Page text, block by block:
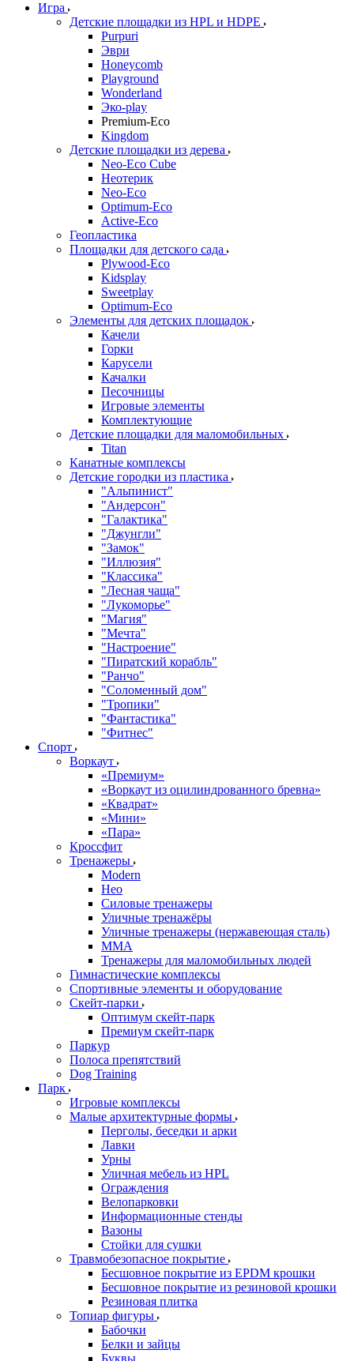
Игра
Детские площадки из HPL и HDPE
Purpuri
Эври
Honeycomb
Playground
Wonderland
Эко-play
Premium-Eco
Kingdom
Детские площадки из дерева
Neo-Eco Cube
Неотерик
Neo-Eco
Оptimum-Еco
Active-Eco
Геопластика
Площадки для детского сада
Plywood-Eco
Kidsplay
Sweetplay
Оptimum-Еco
Элементы для детских площадок
Качели
Горки
Карусели
Качалки
Песочницы
Игровые элементы
Комплектующие
Детские площадки для маломобильных
Titan
Канатные комплексы
Детские городки из пластика
"Альпинист"
"Андерсон"
"Галактика"
"Джунгли"
"Замок"
"Иллюзия"
"Классика"
"Лесная чаща"
"Лукоморье"
"Магия"
"Мечта"
"Настроение"
"Пиратский корабль"
"Ранчо"
"Соломенный дом"
"Тропики"
"Фантастика"
"Фитнес"
Спорт
Воркаут
«Премиум»
«Воркаут из оцилиндрованного бревна»
«Квадрат»
«Мини»
«Пара»
Кроссфит
Тренажеры
Modern
Нео
Силовые тренажеры
Уличные тренажёры
Уличные тренажеры (нержавеющая сталь)
ММА
Тренажеры для маломобильных людей
Гимнастические комплексы
Спортивные элементы и оборудование
Скейт-парки
Оптимум скейт-парк
Премиум скейт-парк
Паркур
Полоса препятствий
Dog Training
Парк
Игровые комплексы
Малые архитектурные формы
Перголы, беседки и арки
Лавки
Урны
Уличная мебель из HPL
Ограждения
Велопарковки
Информационные стенды
Вазоны
Стойки для сушки
Травмобезопасное покрытие
Бесшовное покрытие из EPDM крошки
Бесшовное покрытие из резиновой крошки
Резиновая плитка
Топиар фигуры
Бабочки
Белки и зайцы
Буквы